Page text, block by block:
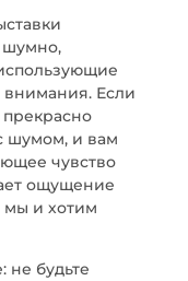
шумно,
Если
шумом, и вам
чувство
ощущение
мы и хотим
не будьте